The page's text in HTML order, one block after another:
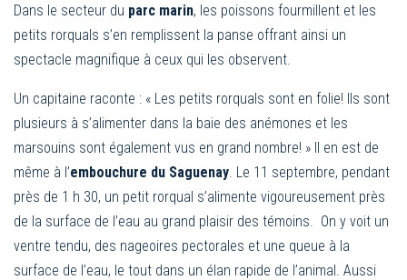
Dans le secteur du parc marin, les poissons fourmillent et les
petits rorquals s’en remplissent la panse offrant ainsi un
spectacle magnifique à ceux qui les observent.
Un capitaine raconte : « Les petits rorquals sont en folie! Ils sont
plusieurs à s’alimenter dans la baie des anémones et les
marsouins sont également vus en grand nombre! » Il en est de
même à l’embouchure du Saguenay . Le 11 septembre, pendant
près de 1 h 30, un petit rorqual s’alimente vigoureusement près
de la surface de l’eau au grand plaisir des témoins. On y voit un
ventre tendu, des nageoires pectorales et une queue à la
surface de l’eau, le tout dans un élan rapide de l’animal. Aussi